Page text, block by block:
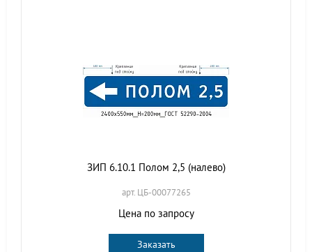
ЗИП 6.10.1 Полом 2,5 (налево)
арт. ЦБ-00077265
Цена по запросу
Заказать